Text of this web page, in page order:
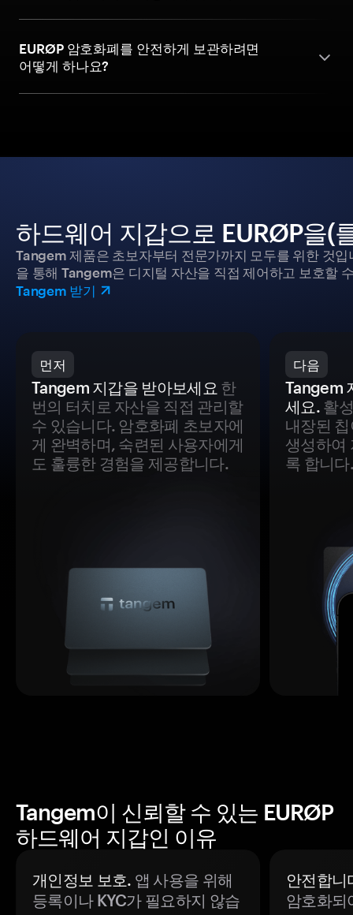
EURØP 암호화폐를 안전하게 보관하려면
어떻게 하나요?
하드웨어 지갑으로 EURØP을(
Tangem 제품은 초보자부터 전문가까지 모두를 위한 것
을 통해 Tangem은 디지털 자산을 직접 제어하고 보호할
Tangem 받기
먼저
Tangem 지갑을 받아보세요 한
번의 터치로 자산을 직접 관리할
수 있습니다. 암호화폐 초보자에
게 완벽하며, 숙련된 사용자에게
도 훌륭한 경험을 제공합니다.
다음
Tangem
세요.활
내장된
생성하여
록 합니다.
Tangem이 신뢰할 수 있는 EURØP
하드웨어 지갑인 이유
개인정보 보호. 앱 사용을 위해
등록이나 KYC가 필요하지 않습
안전합니
암호화되